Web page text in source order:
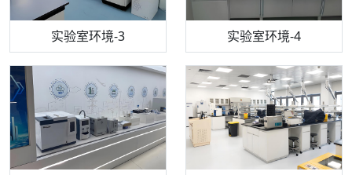
实验室环境-3 实验室环境-4
机构质检技术员-3 机构质检技术员-4
高效液相色谱仪 流式细胞仪